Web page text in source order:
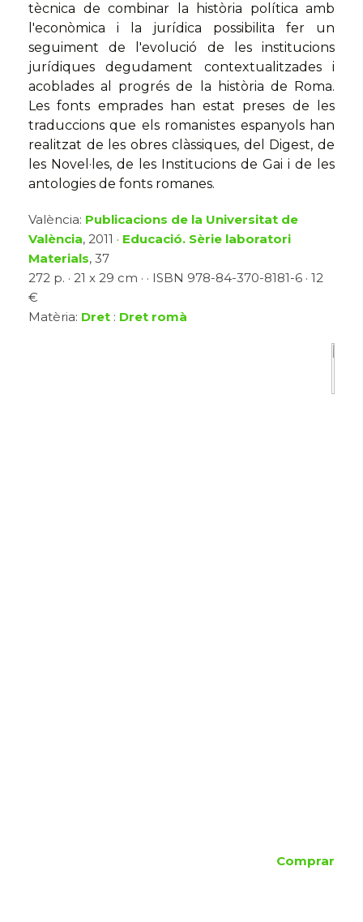
tècnica de combinar la història política amb
l'econòmica i la jurídica possibilita fer un
seguiment de l'evolució de les institucions
jurídiques degudament contextualitzades i
acoblades al progrés de la història de Roma.
Les fonts emprades han estat preses de les
traduccions que els romanistes espanyols han
realitzat de les obres clàssiques, del Digest, de
les Novel·les, de les Institucions de Gai i de les
antologies de fonts romanes.
València: Publicacions de la Universitat de
València, 2011 · Educació. Sèrie laboratori
Materials, 37
272 p. · 21 x 29 cm · · ISBN 978-84-370-8181-6 · 12
€
Matèria: Dret : Dret romà
Comprar